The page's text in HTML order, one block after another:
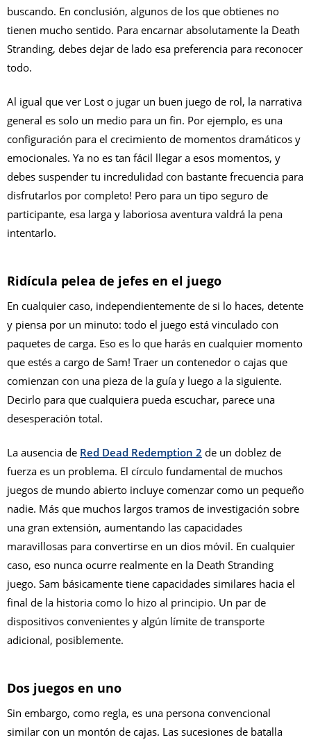
buscando. En conclusión, algunos de los que obtienes no
tienen mucho sentido. Para encarnar absolutamente la Death
Stranding, debes dejar de lado esa preferencia para reconocer
todo.
Al igual que ver Lost o jugar un buen juego de rol, la narrativa
general es solo un medio para un fin. Por ejemplo, es una
configuración para el crecimiento de momentos dramáticos y
emocionales. Ya no es tan fácil llegar a esos momentos, y
debes suspender tu incredulidad con bastante frecuencia para
disfrutarlos por completo! Pero para un tipo seguro de
participante, esa larga y laboriosa aventura valdrá la pena
intentarlo.
Ridícula pelea de jefes en el juego
En cualquier caso, independientemente de si lo haces, detente
y piensa por un minuto: todo el juego está vinculado con
paquetes de carga. Eso es lo que harás en cualquier momento
que estés a cargo de Sam! Traer un contenedor o cajas que
comienzan con una pieza de la guía y luego a la siguiente.
Decirlo para que cualquiera pueda escuchar, parece una
desesperación total.
La ausencia de Red Dead Redemption 2 de un doblez de
fuerza es un problema. El círculo fundamental de muchos
juegos de mundo abierto incluye comenzar como un pequeño
nadie. Más que muchos largos tramos de investigación sobre
una gran extensión, aumentando las capacidades
maravillosas para convertirse en un dios móvil. En cualquier
caso, eso nunca ocurre realmente en la Death Stranding
juego. Sam básicamente tiene capacidades similares hacia el
final de la historia como lo hizo al principio. Un par de
dispositivos convenientes y algún límite de transporte
adicional, posiblemente.
Dos juegos en uno
Sin embargo, como regla, es una persona convencional
similar con un montón de cajas. Las sucesiones de batalla